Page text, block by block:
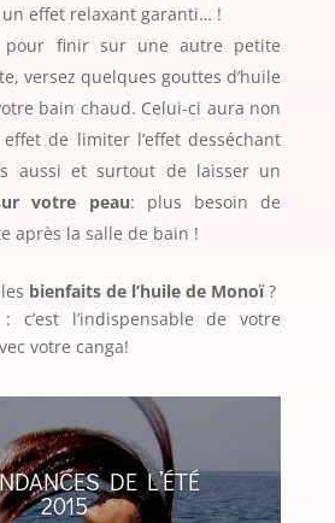
effet relaxant garanti… !
finir sur une autre petite
versez quelques gouttes d’huile
bain chaud. Celui-ci aura non
de limiter l’effet desséchant
aussi et surtout de laisser un
votre peau: plus besoin de
après la salle de bain !
bienfaits de l’huile de Monoï?
c’est l’indispensable de votre
votre canga!
DE L’ÉTÉ
2015